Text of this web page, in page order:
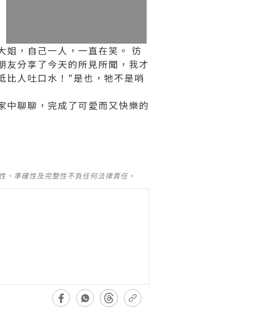
姐，自己一人，一直在笑。 彷
友分享了今天的所見所聞，我才
比人吐口水！"是也，牠不是哨
中聊聊，完成了可愛而又快樂的
、準確性及完整性不負任何法律責任。